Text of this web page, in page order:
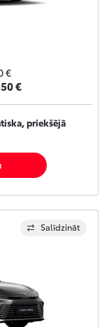
€
€
priekšējā
Salīdzināt